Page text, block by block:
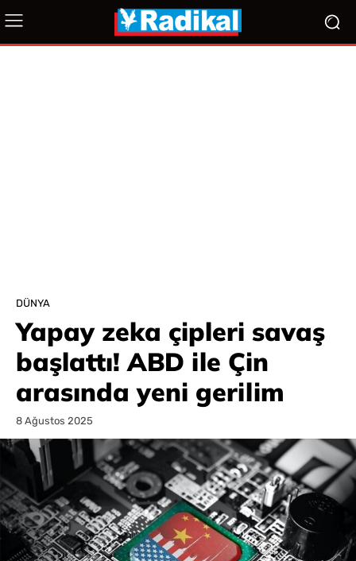
DÜNYA
Yapay zeka çipleri savaş
başlattı! ABD ile Çin
arasında yeni gerilim
8 Ağustos 2025